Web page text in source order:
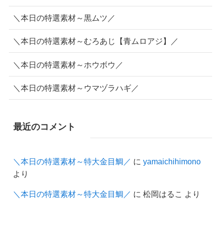
＼本日の特選素材～黒ムツ／
＼本日の特選素材～むろあじ【青ムロアジ】／
＼本日の特選素材～ホウボウ／
＼本日の特選素材～ウマヅラハギ／
最近のコメント
＼本日の特選素材～特大金目鯛／ に yamaichihimono
より
＼本日の特選素材～特大金目鯛／ に 松岡はるこ より